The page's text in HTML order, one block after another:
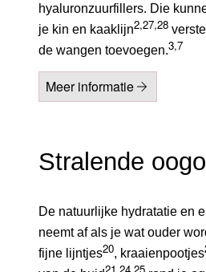
hyaluronzuurfillers. Die
je kin en kaaklijn2,27,28
de wangen toevoegen.3,7
Meer informatie
Stralende
De natuurlijke hydratatie en
neemt af als je wat ouder
fijne lijntjes20, kraaienpootjes